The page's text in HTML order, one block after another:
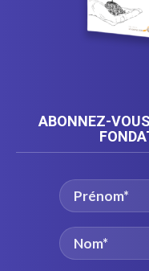
ABONNEZ-